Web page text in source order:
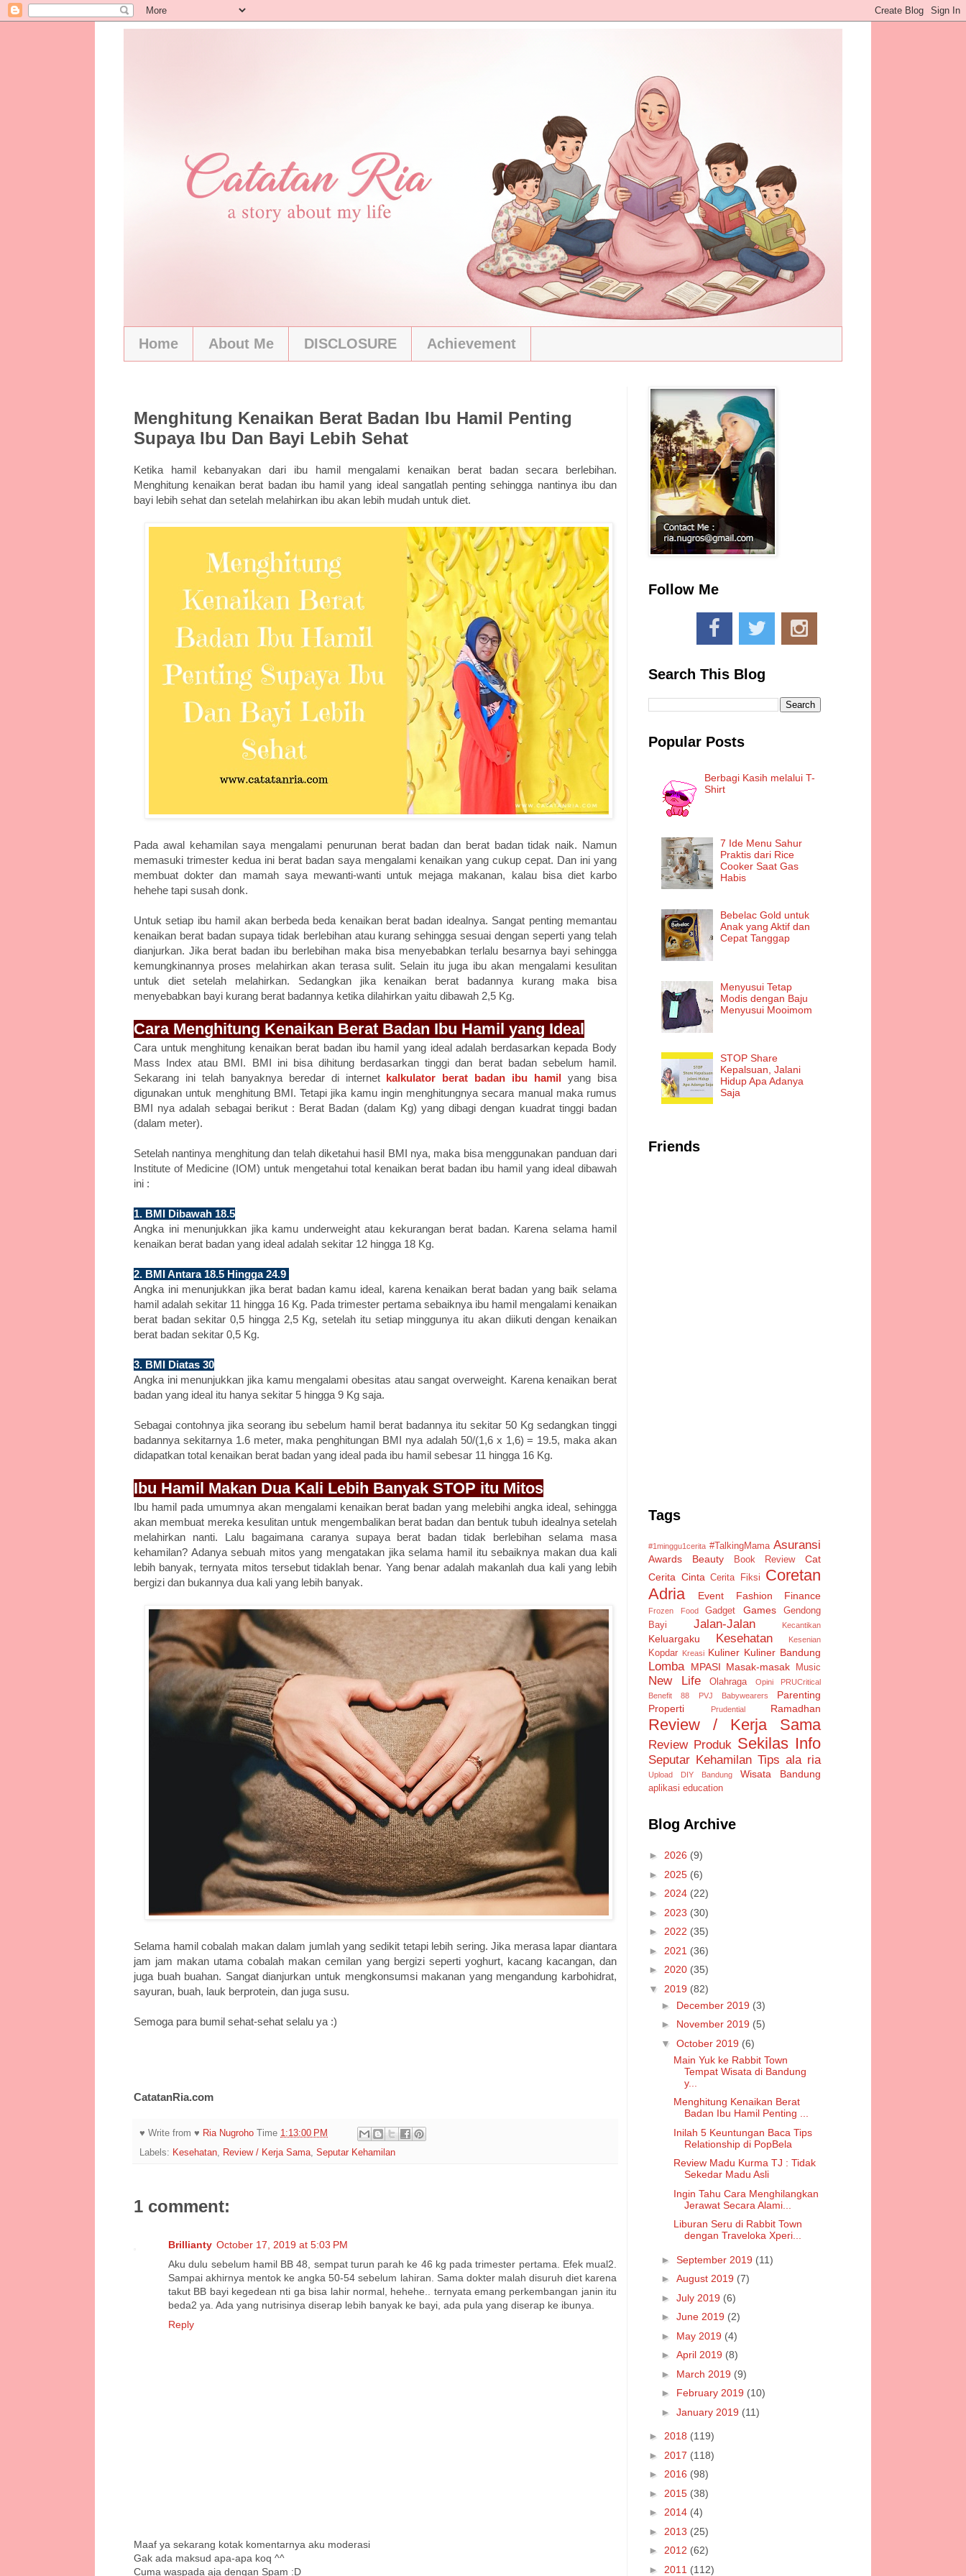
Home About Me DISCLOSURE Achievement
Menghitung Kenaikan Berat Badan Ibu Hamil Penting
Supaya Ibu Dan Bayi Lebih Sehat
Ketika hamil kebanyakan dari ibu hamil mengalami kenaikan berat badan secara berlebihan.
Menghitung kenaikan berat badan ibu hamil yang ideal sangatlah penting sehingga nantinya ibu dan
bayi lebih sehat dan setelah melahirkan ibu akan lebih mudah untuk diet.
Pada awal kehamilan saya mengalami penurunan berat badan dan berat badan tidak naik. Namun
memasuki trimester kedua ini berat badan saya mengalami kenaikan yang cukup cepat. Dan ini yang
membuat dokter dan mamah saya mewanti-wanti untuk mejaga makanan, kalau bisa diet karbo
hehehe tapi susah donk.
Untuk setiap ibu hamil akan berbeda beda kenaikan berat badan idealnya. Sangat penting memantau
kenaikan berat badan supaya tidak berlebihan atau kurang sehingga sesuai dengan seperti yang telah
dianjurkan. Jika berat badan ibu berlebihan maka bisa menyebabkan terlalu besarnya bayi sehingga
kemungkinannya proses melahirkan akan terasa sulit. Selain itu juga ibu akan mengalami kesulitan
untuk diet setelah melahirkan. Sedangkan jika kenaikan berat badannya kurang maka bisa
menyebabkan bayi kurang berat badannya ketika dilahirkan yaitu dibawah 2,5 Kg.
Cara Menghitung Kenaikan Berat Badan Ibu Hamil yang Ideal
Cara untuk menghitung kenaikan berat badan ibu hamil yang ideal adalah berdasarkan kepada Body
Mass Index atau BMI. BMI ini bisa dihitung berdasarkan tinggi dan berat badan sebelum hamil.
Sekarang ini telah banyaknya beredar di internet kalkulator berat badan ibu hamil yang bisa
digunakan untuk menghitung BMI. Tetapi jika kamu ingin menghitungnya secara manual maka rumus
BMI nya adalah sebagai berikut : Berat Badan (dalam Kg) yang dibagi dengan kuadrat tinggi badan
(dalam meter).
Setelah nantinya menghitung dan telah diketahui hasil BMI nya, maka bisa menggunakan panduan dari
Institute of Medicine (IOM) untuk mengetahui total kenaikan berat badan ibu hamil yang ideal dibawah
ini :
1. BMI Dibawah 18.5
Angka ini menunjukkan jika kamu underweight atau kekurangan berat badan. Karena selama hamil
kenaikan berat badan yang ideal adalah sekitar 12 hingga 18 Kg.
2. BMI Antara 18.5 Hingga 24.9
Angka ini menunjukkan jika berat badan kamu ideal, karena kenaikan berat badan yang baik selama
hamil adalah sekitar 11 hingga 16 Kg. Pada trimester pertama sebaiknya ibu hamil mengalami kenaikan
berat badan sekitar 0,5 hingga 2,5 Kg, setelah itu setiap minggunya itu akan diikuti dengan kenaikan
berat badan sekitar 0,5 Kg.
3. BMI Diatas 30
Angka ini menunjukkan jika kamu mengalami obesitas atau sangat overweight. Karena kenaikan berat
badan yang ideal itu hanya sekitar 5 hingga 9 Kg saja.
Sebagai contohnya jika seorang ibu sebelum hamil berat badannya itu sekitar 50 Kg sedangkan tinggi
badannya sekitarnya 1.6 meter, maka penghitungan BMI nya adalah 50/(1,6 x 1,6) = 19.5, maka akan
didapatkan total kenaikan berat badan yang ideal pada ibu hamil sebesar 11 hingga 16 Kg.
Ibu Hamil Makan Dua Kali Lebih Banyak STOP itu Mitos
Ibu hamil pada umumnya akan mengalami kenaikan berat badan yang melebihi angka ideal, sehingga
akan membuat mereka kesulitan untuk mengembalikan berat badan dan bentuk tubuh idealnya setelah
melahirkan nanti. Lalu bagaimana caranya supaya berat badan tidak berlebihan selama masa
kehamilan? Adanya sebuah mitos yang mengatakan jika selama hamil itu sebaiknya makan dua kali
lebih banyak, ternyata mitos tersebut tidaklah benar. Yang benar adalah makanlah dua kali yang lebih
bergizi dan bukannya dua kali yang lebih banyak.
Selama hamil cobalah makan dalam jumlah yang sedikit tetapi lebih sering. Jika merasa lapar diantara
jam jam makan utama cobalah makan cemilan yang bergizi seperti yoghurt, kacang kacangan, dan
juga buah buahan. Sangat dianjurkan untuk mengkonsumsi makanan yang mengandung karbohidrat,
sayuran, buah, lauk berprotein, dan juga susu.
Semoga para bumil sehat-sehat selalu ya :)
CatatanRia.com
♥ Write from ♥ Ria Nugroho Time 1:13:00 PM
Labels: Kesehatan, Review / Kerja Sama, Seputar Kehamilan
1 comment:
Brillianty October 17, 2019 at 5:03 PM
Aku dulu sebelum hamil BB 48, sempat turun parah ke 46 kg pada trimester pertama. Efek mual2.
Sampai akhirnya mentok ke angka 50-54 sebelum lahiran. Sama dokter malah disuruh diet karena
takut BB bayi kegedean nti ga bisa lahir normal, hehehe.. ternyata emang perkembangan janin itu
beda2 ya. Ada yang nutrisinya diserap lebih banyak ke bayi, ada pula yang diserap ke ibunya.
Reply
Maaf ya sekarang kotak komentarnya aku moderasi
Gak ada maksud apa-apa koq ^^
Cuma waspada aja dengan Spam :D
Follow Me
Search This Blog
Popular Posts
Berbagi Kasih melalui T-
Shirt
7 Ide Menu Sahur
Praktis dari Rice
Cooker Saat Gas
Habis
Bebelac Gold untuk
Anak yang Aktif dan
Cepat Tanggap
Menyusui Tetap
Modis dengan Baju
Menyusui Mooimom
STOP Share
Kepalsuan, Jalani
Hidup Apa Adanya
Saja
Friends
Tags
#1minggu1cerita #TalkingMama Asuransi
Awards Beauty Book Review
Cat
Cerita Cinta Cerita Fiksi
Coretan
Adria
Event Fashion Finance
Frozen Food Gadget Games
Gendong
Bayi
Jalan-Jalan Kecantikan
Keluargaku Kesehatan Kesenian
Kopdar Kreasi Kuliner Kuliner Bandung
Lomba MPASI Masak-masak Music
New Life Olahraga Opini
PRUCritical
Benefit 88
PVJ Babywearers
Parenting
Properti
Prudential Ramadhan
Review / Kerja Sama
Review Produk Sekilas Info
Seputar Kehamilan Tips ala ria
Upload DIY Bandung Wisata Bandung
aplikasi education
Blog Archive
► 2026 (9)
► 2025 (6)
► 2024 (22)
► 2023 (30)
► 2022 (35)
► 2021 (36)
► 2020 (35)
▼ 2019 (82)
► December 2019 (3)
► November 2019 (5)
▼ October 2019 (6)
Main Yuk ke Rabbit Town
Tempat Wisata di Bandung
y...
Menghitung Kenaikan Berat
Badan Ibu Hamil Penting ...
Inilah 5 Keuntungan Baca Tips
Relationship di PopBela
Review Madu Kurma TJ : Tidak
Sekedar Madu Asli
Ingin Tahu Cara Menghilangkan
Jerawat Secara Alami...
Liburan Seru di Rabbit Town
dengan Traveloka Xperi...
► September 2019 (11)
► August 2019 (7)
► July 2019 (6)
► June 2019 (2)
► May 2019 (4)
► April 2019 (8)
► March 2019 (9)
► February 2019 (10)
► January 2019 (11)
► 2018 (119)
► 2017 (118)
► 2016 (98)
► 2015 (38)
► 2014 (4)
► 2013 (25)
► 2012 (62)
► 2011 (112)